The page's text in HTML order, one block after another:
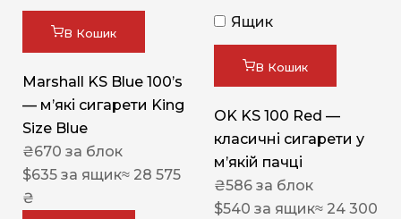
В Кошик
Marshall KS Blue 100’s
— м’які сигарети King
Size Blue
₴670 за блок
$635 за ящик≈ 28 575
₴
Ящик
В Кошик
OK KS 100 Red —
класичні сигарети у
м’якій пачці
₴586 за блок
$540 за ящик≈ 24 300